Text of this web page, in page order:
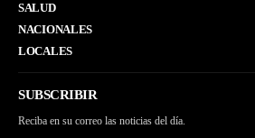
SALUD
NACIONALES
LOCALES
SUBSCRIBIR
Reciba en su correo las noticias del día.